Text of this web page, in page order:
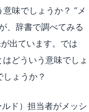
味でしょうか？ “メ
、辞書で調べてみる
出ています。では
どういう意味でしょ
ょうか？
ド）担当者がメッシ